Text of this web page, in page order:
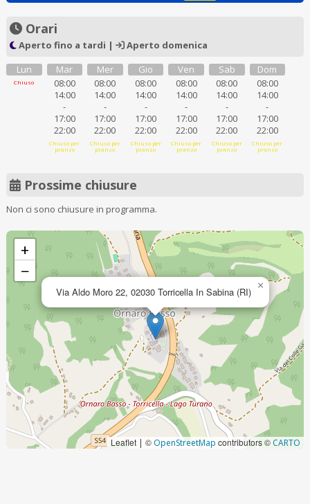
Orari
Aperto fino a tardi |
Aperto domenica
Lun
Chiuso
Mar
08:00
14:00
-
17:00
22:00
Chiuso per
pranzo
Mer
08:00
14:00
-
17:00
22:00
Chiuso per
pranzo
Gio
08:00
14:00
-
17:00
22:00
Chiuso per
pranzo
Ven
08:00
14:00
-
17:00
22:00
Chiuso per
pranzo
Sab
08:00
14:00
-
17:00
22:00
Chiuso per
pranzo
Dom
08:00
14:00
-
17:00
22:00
Chiuso per
pranzo
Prossime chiusure
Non ci sono chiusure in programma.
Via Aldo Moro 22, 02030 Torricella In Sabina (RI) ×
+
−
Leaflet | © OpenStreetMap contributors © CARTO